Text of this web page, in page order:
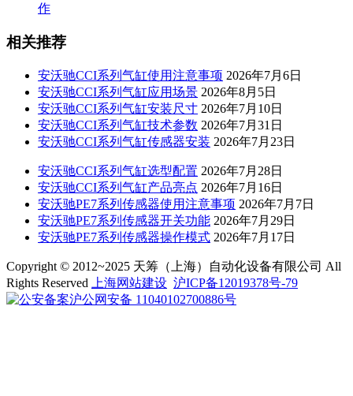
作
相关推荐
安沃驰CCI系列气缸使用注意事项 2026年7月6日
安沃驰CCI系列气缸应用场景 2026年8月5日
安沃驰CCI系列气缸安装尺寸 2026年7月10日
安沃驰CCI系列气缸技术参数 2026年7月31日
安沃驰CCI系列气缸传感器安装 2026年7月23日
安沃驰CCI系列气缸选型配置 2026年7月28日
安沃驰CCI系列气缸产品亮点 2026年7月16日
安沃驰PE7系列传感器使用注意事项 2026年7月7日
安沃驰PE7系列传感器开关功能 2026年7月29日
安沃驰PE7系列传感器操作模式 2026年7月17日
Copyright © 2012~2025 天筹（上海）自动化设备有限公司 All
Rights Reserved
上海网站建设 沪ICP备12019378号-79
沪公网安备 11040102700886号